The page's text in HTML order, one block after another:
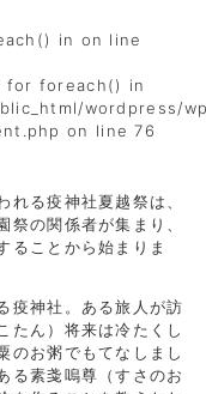
in on line
for foreach() in
wordpress/
on line76
れる疫神社夏越祭は、
の関係者が集まり、
ることから始まりま
疫神社。ある旅人が訪
たん）将来は冷たくし
のお粥でもてなしまし
る素戔嗚尊（すさのお